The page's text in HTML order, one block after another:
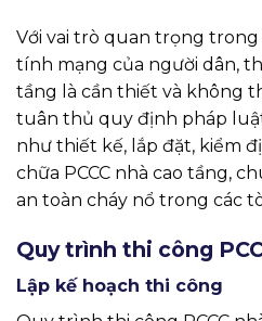
Với vai trò quan trọng trong
tính mạng của người dân,
tầng là cần thiết và không
tuân thủ quy định pháp
như thiết kế, lắp đặt, kiểm
chữa PCCC nhà cao tầng,
an toàn cháy nổ trong các
Quy trình thi công
Lập kế hoạch thi công